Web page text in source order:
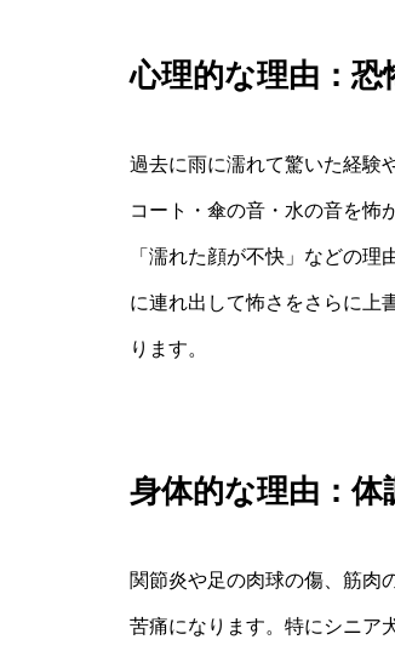
心理的な理由：
過去に雨に濡れて驚いた経験
コート・傘の音・水の音を怖
「濡れた顔が不快」などの
に連れ出して怖さをさらに上
ります。
身体的な理由：
関節炎や足の肉球の傷、筋肉
苦痛になります。特にシニア